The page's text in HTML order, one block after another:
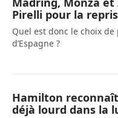
Pirelli pour la
Quel est donc le choix
d’Espagne ?
Hamilton
déjà lourd dans la